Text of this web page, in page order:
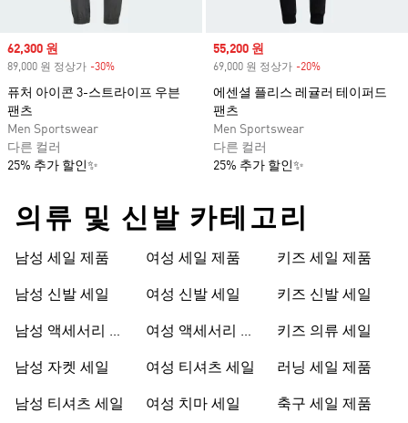
Sale price
62,300 원
89,000 원 정상가 -30%
퓨처 아이콘 3-스트라이프 우븐
팬츠
Men Sportswear
다른 컬러
25% 추가 할인✨
Sale price
55,200 원
69,000 원 정상가 -20%
에센셜 플리스 레귤러 테이퍼드
팬츠
Men Sportswear
다른 컬러
25% 추가 할인✨
의류 및 신발 카테고리
남성 세일 제품
남성 신발 세일
남성 액세서리 세
남성 자켓 세일
남성 티셔츠 세일
여성 세일 제품
여성 신발 세일
여성 액세서리 세
여성 티셔츠 세일
여성 치마 세일
키즈 세일 제품
키즈 신발 세일
키즈 의류 세일
러닝 세일 제품
축구 세일 제품